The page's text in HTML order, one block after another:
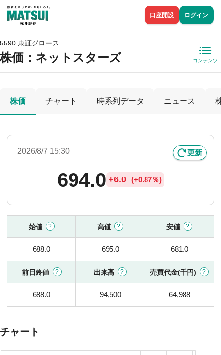
口座開設 ログイン
5590 東証グロース
株価 ：ネットスターズ コンテンツ
株価 チャート 時系列データ ニュース
2026/8/7 15:30 更新
694.0 +6.0 (+0.87％)
始値 高値 安値
688.0 695.0 681.0
前日終値 出来高 売買代金(千円)
688.0 94,500 64,988
チャート